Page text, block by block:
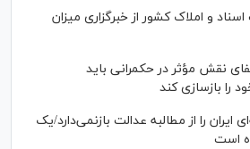
و املاک کشور از خبرگزاری میزان
نقش مؤثر در حکمرانی باید
را بازسازی کند
را از مطالبه عدالت بازنمی‌دارد/یک
است